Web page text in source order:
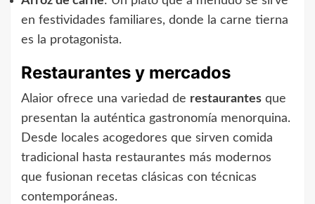
en festividades familiares, donde la carne tierna
es la protagonista.
Restaurantes y mercados
Alaior ofrece una variedad de restaurantes que
presentan la auténtica gastronomía menorquina.
Desde locales acogedores que sirven comida
tradicional hasta restaurantes más modernos
que fusionan recetas clásicas con técnicas
contemporáneas.